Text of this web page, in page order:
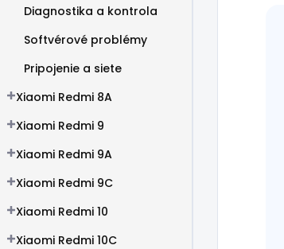
Diagnostika a kontrola
Softvérové problémy
Pripojenie a siete
Xiaomi Redmi 8A
Xiaomi Redmi 9
Xiaomi Redmi 9A
Xiaomi Redmi 9C
Xiaomi Redmi 10
Xiaomi Redmi 10C